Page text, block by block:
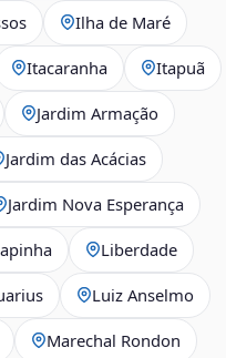
Ilha de Maré
Itacaranha Itapuã
Jardim Armação
Jardim das Acácias
Jardim Nova Esperança
Liberdade
Luiz Anselmo
Marechal Rondon